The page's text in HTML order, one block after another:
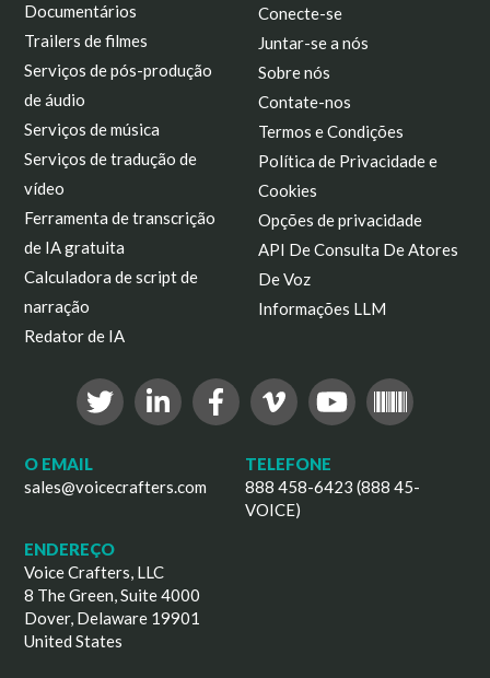
Documentários
Trailers de filmes
Serviços de pós-produção
de áudio
Serviços de música
Serviços de tradução de
vídeo
Ferramenta de transcrição
de IA gratuita
Calculadora de script de
narração
Redator de IA
Conecte-se
Juntar-se a nós
Sobre nós
Contate-nos
Termos e Condições
Política de Privacidade e
Cookies
Opções de privacidade
API De Consulta De Atores
De Voz
Informações LLM
O EMAIL
sales@voicecrafters.com
TELEFONE
888 458-6423 (888 45-
VOICE)
ENDEREÇO
Voice Crafters, LLC
8 The Green, Suite 4000
Dover, Delaware 19901
United States